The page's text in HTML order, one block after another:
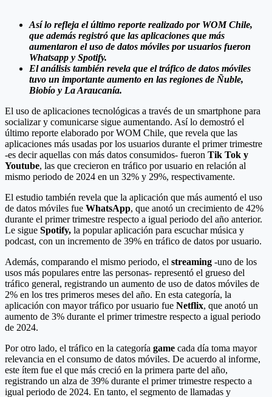
Así lo refleja el último reporte realizado por WOM Chile,
que además registró que las aplicaciones que más
aumentaron el uso de datos móviles por usuarios fueron
Whatsapp y Spotify.
El análisis también revela que el tráfico de datos móviles
tuvo un importante aumento en las regiones de Ñuble,
Biobío y La Araucanía.
El uso de aplicaciones tecnológicas a través de un smartphone para
socializar y comunicarse sigue aumentando. Así lo demostró el
último reporte elaborado por WOM Chile, que revela que las
aplicaciones más usadas por los usuarios durante el primer trimestre
-es decir aquellas con más datos consumidos- fueron Tik Tok y
Youtube, las que crecieron en tráfico por usuario en relación al
mismo periodo de 2024 en un 32% y 29%, respectivamente.
El estudio también revela que la aplicación que más aumentó el uso
de datos móviles fue WhatsApp, que anotó un crecimiento de 42%
durante el primer trimestre respecto a igual periodo del año anterior.
Le sigue Spotify, la popular aplicación para escuchar música y
podcast, con un incremento de 39% en tráfico de datos por usuario.
Además, comparando el mismo periodo, el streaming -uno de los
usos más populares entre las personas- representó el grueso del
tráfico general, registrando un aumento de uso de datos móviles de
2% en los tres primeros meses del año. En esta categoría, la
aplicación con mayor tráfico por usuario fue Netflix, que anotó un
aumento de 3% durante el primer trimestre respecto a igual periodo
de 2024.
Por otro lado, el tráfico en la categoría game cada día toma mayor
relevancia en el consumo de datos móviles. De acuerdo al informe,
este ítem fue el que más creció en la primera parte del año,
registrando un alza de 39% durante el primer trimestre respecto a
igual periodo de 2024. En tanto, el segmento de llamadas y